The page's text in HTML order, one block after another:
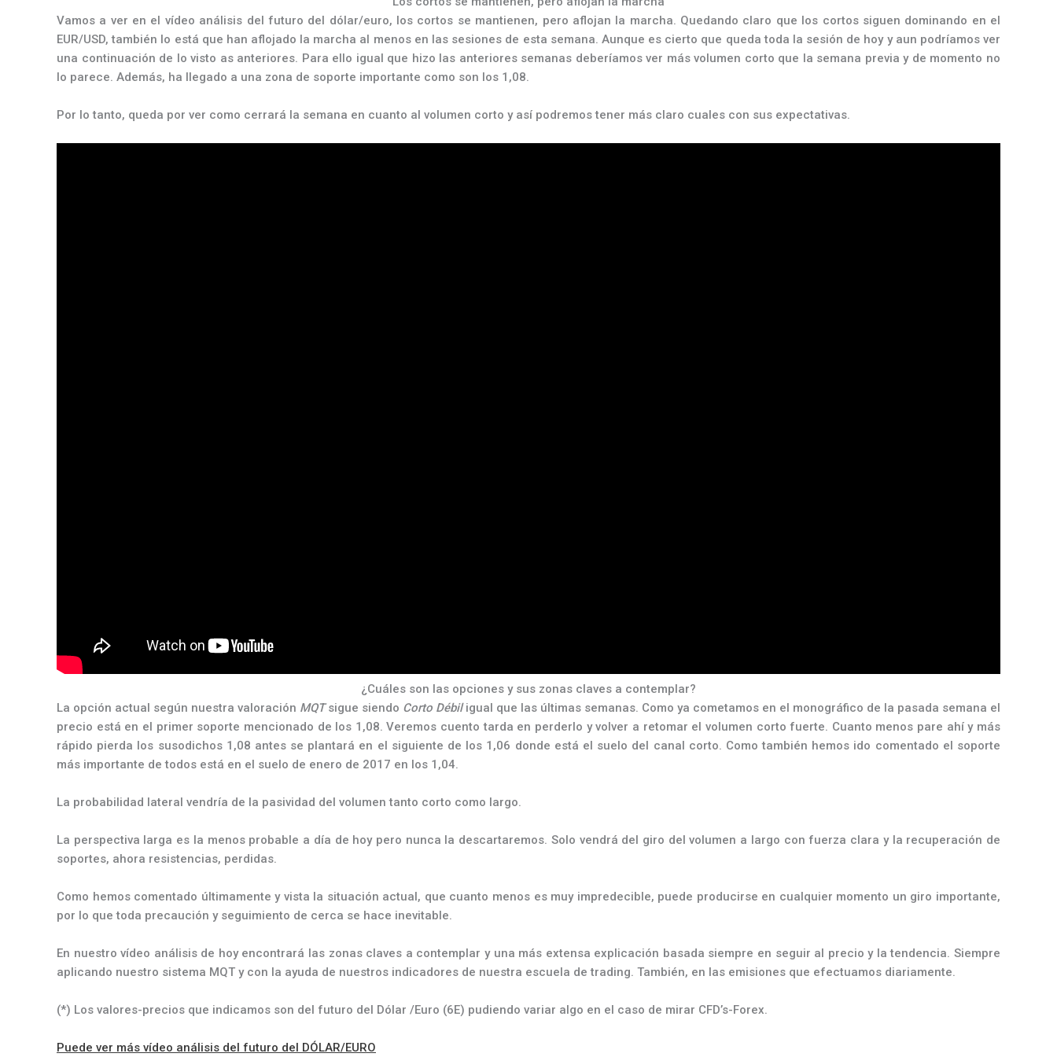
Vamos a ver en el vídeo análisis del futuro del dólar/euro, los cortos se mantienen, pero aflojan la marcha. Quedando claro que los cortos siguen dominando en el
EUR/USD, también lo está que han aflojado la marcha al menos en las sesiones de esta semana. Aunque es cierto que queda toda la sesión de hoy y aun podríamos ver
una continuación de lo visto as anteriores. Para ello igual que hizo las anteriores semanas deberíamos ver más volumen corto que la semana previa y de momento no
lo parece. Además, ha llegado a una zona de soporte importante como son los 1,08.
Por lo tanto, queda por ver como cerrará la semana en cuanto al volumen corto y así podremos tener más claro cuales con sus expectativas.
¿Cuáles son las opciones y sus zonas claves a contemplar?
La opción actual según nuestra valoración MQTsigue siendo Corto Débiligual que las últimas semanas. Como ya cometamos en el monográfico de la pasada semana el
precio está en el primer soporte mencionado de los 1,08. Veremos cuento tarda en perderlo y volver a retomar el volumen corto fuerte. Cuanto menos pare ahí y más
rápido pierda los susodichos 1,08 antes se plantará en el siguiente de los 1,06 donde está el suelo del canal corto. Como también hemos ido comentado el soporte
más importante de todos está en el suelo de enero de 2017 en los 1,04.
La probabilidad lateral vendría de la pasividad del volumen tanto corto como largo.
La perspectiva larga es la menos probable a día de hoy pero nunca la descartaremos. Solo vendrá del giro del volumen a largo con fuerza clara y la recuperación de
soportes, ahora resistencias, perdidas.
Como hemos comentado últimamente y vista la situación actual, que cuanto menos es muy impredecible, puede producirse en cualquier momento un giro importante,
por lo que toda precaución y seguimiento de cerca se hace inevitable.
En nuestro vídeo análisis de hoy encontrará las zonas claves a contemplar y una más extensa explicación basada siempre en seguir al precio y la tendencia. Siempre
aplicando nuestro sistema MQT y con la ayuda de nuestros indicadores de nuestra escuela de trading. También, en las emisiones que efectuamos diariamente.
(*) Los valores-precios que indicamos son del futuro del Dólar /Euro (6E) pudiendo variar algo en el caso de mirar CFD’s-Forex.
Puede ver más vídeo análisis del futuro del DÓLAR/EURO